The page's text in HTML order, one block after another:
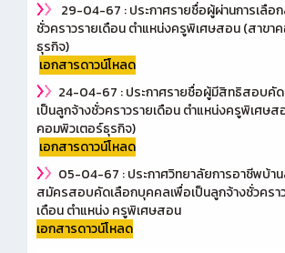
29-04-67 : ประกาศรายชื่อผู้ผ่านการเลือ
ชั่วคราวรายเดือน ตำแหน่งครูพิเศษสอน (สาขา
ธุรกิจ)
เอกสารดาวน์โหลด
24-04-67 : ประกาศรายชื่อผู้มีสิทธิสอบคั
เป็นลูกจ้างชั่วคราวรายเดือน ตำแหน่งครูพิเศษส
คอมพิวเตอร์ธุรกิจ)
เอกสารดาวน์โหลด
05-04-67 :ประกาศวิทยาลัยการอาชีพบ้า
สมัครสอบคัดเลือกบุคคลเพื่อเป็นลูกจ้างชั่วครา
เดือน ตำแหน่ง ครูพิเศษสอน
เอกสารดาวน์โหลด